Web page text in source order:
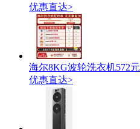
优惠直达>
海尔8KG波轮洗衣机572元
优惠直达>